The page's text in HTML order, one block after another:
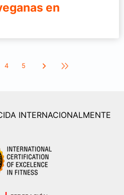
en
4 5
INTERNACIONALMENTE